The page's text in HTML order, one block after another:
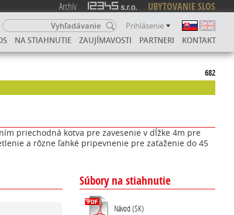
Archív UBYTOVANIE SLOS
Prihlásenie
NA STIAHNUTIE ZAUJÍMAVOSTI PARTNERI KONTAKT
682
priechodná kotva pre zavesenie v dĺžke 4m pre
a rôzne ľahké pripevnenie pre zaťaženie do 45
Súbory na stiahnutie
Návod (SK)